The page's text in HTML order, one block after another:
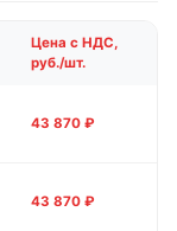
Цена с НДС,
руб./шт.
43 870 ₽
43 870 ₽